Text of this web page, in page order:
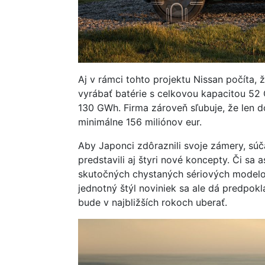
Aj v rámci tohto projektu Nissan počíta,
vyrábať batérie s celkovou kapacitou
130 GWh. Firma zároveň sľubuje, že
minimálne 156 miliónov eur.
Aby Japonci zdôraznili svoje zámery,
predstavili aj štyri nové koncepty. Či sa
skutočných chystaných sériových
jednotný štýl noviniek sa ale dá
bude v najbližších rokoch uberať.